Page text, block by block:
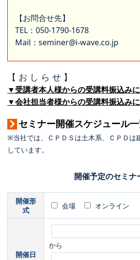
【お問合せ先】
TEL：050-1790-1678
Mail：seminer@i-wave.co.jp
【 お し ら せ 】
▼受講者本人様からの受講料振込み
▼会社担当者様からの受講料振込み
セミナー開催スケジュール
※当社では、ＣＰＤＳは土木系、ＣＰＤは
しています。
開催予定のセミナ
開催形
式
会場 オンライン
開催日
から